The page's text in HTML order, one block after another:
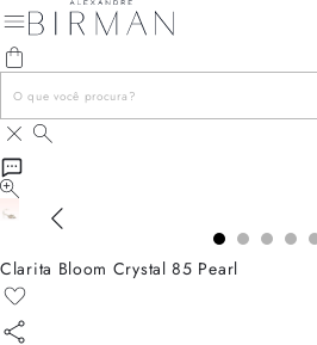
Clarita Bloom Crystal 85 Pearl